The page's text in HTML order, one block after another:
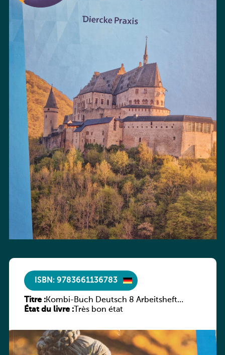
ISBN: 9783661136783
Titre :Kombi-Buch Deutsch 8 Arbeitsheft
(Neue Ausgabe Luxemburg)
État du livre :Très bon état